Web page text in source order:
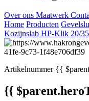
Over ons Maatwerk
Home Producten
Kozijnslab HP-Klik 20/35
Artikelnummer{{
{{